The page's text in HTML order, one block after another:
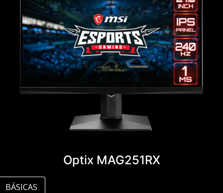
Optix MAG251RX
BÁSICAS